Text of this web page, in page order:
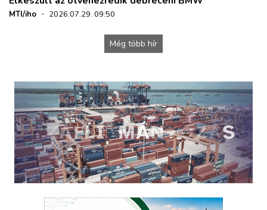
MTI/iho · 2026.07.29. 09:50
Még több hír